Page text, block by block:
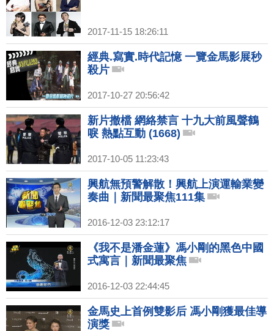
2017-11-15 18:26:11
經典.寫實.時代記憶 一覽金馬影展秒
殺片
2017-10-27 20:56:42
新片撤檔 網絡禁言 十九大前風聲鶴
唳 熱點互動 (1668)
2017-10-05 11:23:43
興航無預警解散！興航上演運輸業變
奏曲｜新聞最聚焦111集
2016-12-03 23:12:17
《我不是潘金蓮》馮小剛的黑色中國
式寓言｜新聞最聚焦
2016-12-03 22:44:45
金馬史上首例雙影后 馮小剛獲最佳導
演獎